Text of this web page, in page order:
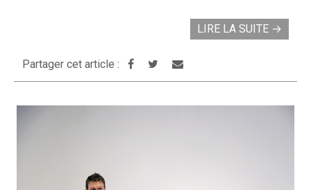
LIRE LA SUITE →
Partager cet article :